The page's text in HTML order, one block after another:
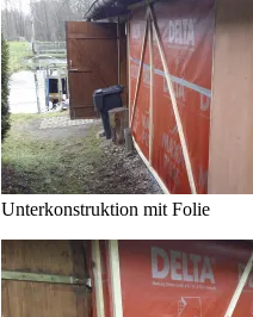
Unterkonstruktion mit Folie